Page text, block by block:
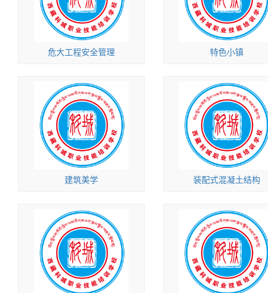
危大工程安全管理 特色小镇
建筑美学 装配式混凝土结构